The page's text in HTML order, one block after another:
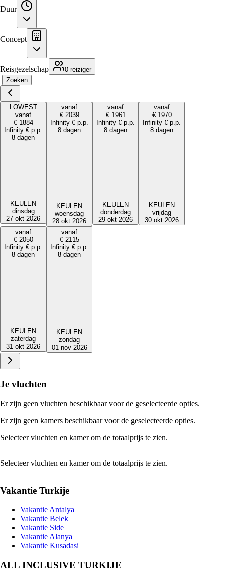
Duur
Concept
Reisgezelschap
0 reiziger
Zoeken
LOWEST
vanaf
€ 1884
Infinity € p.p.
8 dagen
KEULEN
dinsdag
27 okt 2026
vanaf
€ 2039
Infinity € p.p.
8 dagen
KEULEN
woensdag
28 okt 2026
vanaf
€ 1961
Infinity € p.p.
8 dagen
KEULEN
donderdag
29 okt 2026
vanaf
€ 1970
Infinity € p.p.
8 dagen
KEULEN
vrijdag
30 okt 2026
vanaf
€ 2050
Infinity € p.p.
8 dagen
KEULEN
zaterdag
31 okt 2026
vanaf
€ 2115
Infinity € p.p.
8 dagen
KEULEN
zondag
01 nov 2026
Je vluchten
Er zijn geen vluchten beschikbaar voor de geselecteerde opties.
Er zijn geen kamers beschikbaar voor de geselecteerde opties.
Selecteer vluchten en kamer om de totaalprijs te zien.
Selecteer vluchten en kamer om de totaalprijs te zien.
Vakantie Turkije
Vakantie Antalya
Vakantie Belek
Vakantie Side
Vakantie Alanya
Vakantie Kusadasi
ALL INCLUSIVE TURKIJE